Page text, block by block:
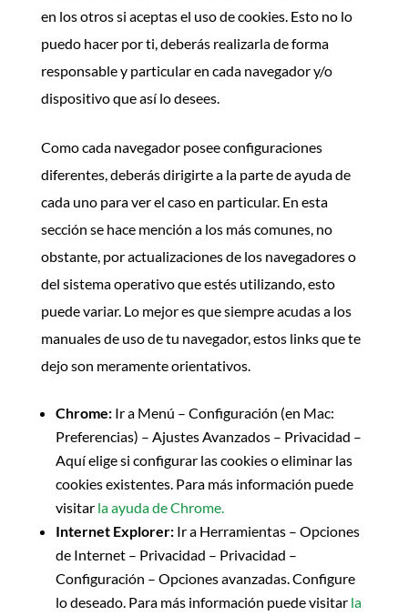
en los otros si aceptas el uso de cookies. Esto no lo
puedo hacer por ti, deberás realizarla de forma
responsable y particular en cada navegador y/o
dispositivo que así lo desees.
Como cada navegador posee configuraciones
diferentes, deberás dirigirte a la parte de ayuda de
cada uno para ver el caso en particular. En esta
sección se hace mención a los más comunes, no
obstante, por actualizaciones de los navegadores o
del sistema operativo que estés utilizando, esto
puede variar. Lo mejor es que siempre acudas a los
manuales de uso de tu navegador, estos links que te
dejo son meramente orientativos.
Chrome: Ir a Menú – Configuración (en Mac:
Preferencias) – Ajustes Avanzados – Privacidad –
Aquí elige si configurar las cookies o eliminar las
cookies existentes. Para más información puede
visitar la ayuda de Chrome.
Internet Explorer: Ir a Herramientas – Opciones
de Internet – Privacidad – Privacidad –
Configuración – Opciones avanzadas. Configure
lo deseado. Para más información puede visitar la